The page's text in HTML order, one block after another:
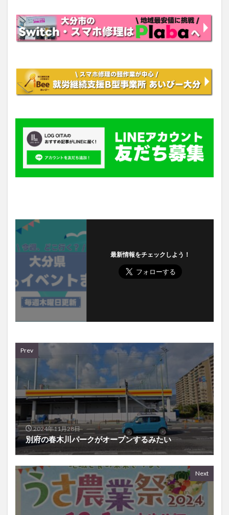
最新情報をチェックしよう！
Prev
2024年11月28日
別府の春木川パークがオープンするみたい
Next